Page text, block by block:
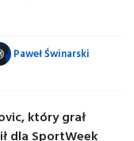
Paweł Świnarski
który grał
dla SportWeek